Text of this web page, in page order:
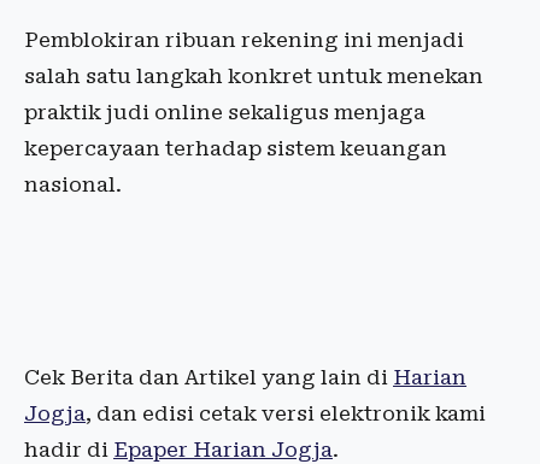
Pemblokiran ribuan rekening ini menjadi
salah satu langkah konkret untuk menekan
praktik judi online sekaligus menjaga
kepercayaan terhadap sistem keuangan
nasional.
Cek Berita dan Artikel yang lain di Harian
Jogja, dan edisi cetak versi elektronik kami
hadir di Epaper Harian Jogja.